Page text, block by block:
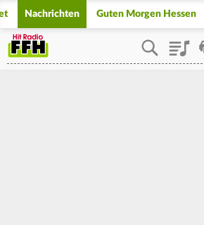
Nachrichten Guten Morgen Hessen
Playlist